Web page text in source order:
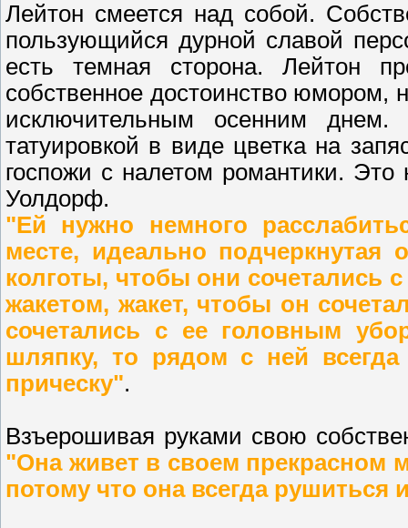
Лейтон смеется над собой.
пользующийся дурной славой
есть темная сторона. Лейтон
собственное достоинство
исключительным осенним
татуировкой в виде цветка на
госпожи с налетом романтики.
Уолдорф.
"Ей нужно немного
месте, идеально
колготы, чтобы они сочетались
жакетом, жакет, чтобы он
сочетались с ее головным
шляпку, то рядом с ней
прическу".
Взъерошивая руками свою
"Она живет в своем прекрасном
потому что она всегда рушиться